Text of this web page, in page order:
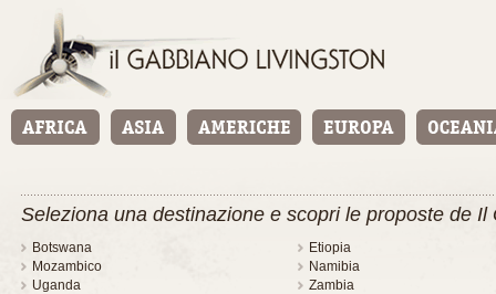
Seleziona una destinazione e scopri le proposte de Il
Botswana
Etiopia
Mozambico
Namibia
Uganda
Zambia